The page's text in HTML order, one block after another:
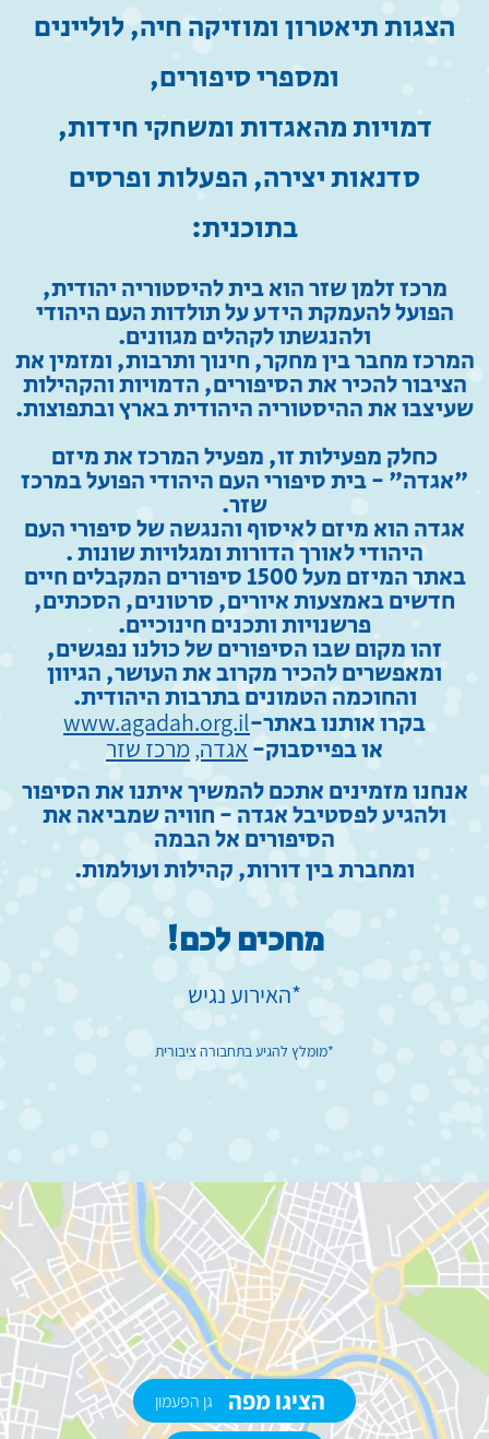
הצגות תיאטרון ומוזיקה חיה, לוליינים
ומספרי סיפורים,
דמויות מהאגדות ומשחקי חידות,
סדנאות יצירה,הפעלות ופרסים
בתוכנית:
מרכז זלמן שזר הוא בית להיסטוריה יהודית,
הפועל להעמקת הידע על תולדות העם היהודי
ולהנגשתו לקהלים מגוונים.
המרכז מחבר בין מחקר, חינוך ותרבות,ומזמין את
הציבור להכיר את הסיפורים, הדמויות והקהילות
שעיצבו את ההיסטוריה היהודית בארץ ובתפוצות.
כחלק מפעילות זו, מפעיל המרכז את מיזם
"אגדה" - בית סיפורי העם היהודי הפועל במרכז
שזר.
אגדה הוא מיזם לאיסוף והנגשה של סיפורי העם
היהודי לאורך הדורות ומגלויות שונות .
באתר המיזם מעל 1500 סיפורים המקבלים חיים
חדשיםבאמצעות איורים, סרטונים, הסכתים,
פרשנויות ותכנים חינוכיים.
זהו מקום שבו הסיפורים של כולנו נפגשים,
ומאפשרים להכיר מקרוב את העושר, הגיוון
והחוכמה הטמונים בתרבות היהודית.
בקרו אותנו באתר-www.agadah.org.il
או בפייסבוק-אגדה,מרכז שזר
אנחנו מזמינים אתכם להמשיך איתנו את הסיפור
ולהגיע לפסטיבל אגדה - חוויה שמביאה את
הסיפורים אל הבמה
ומחברת בין דורות, קהילות ועולמות.
מחכיםלכם!
*האירוע נגיש
*מומלץ להגיע בתחבורה ציבורית
הציגו מפה גן הפעמון